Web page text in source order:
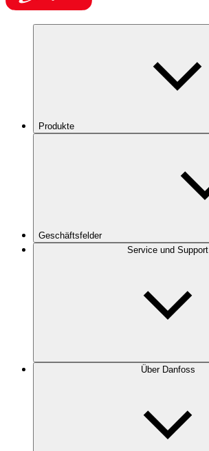
Produkte
Geschäftsfelder
Service und Support
Über Danfoss